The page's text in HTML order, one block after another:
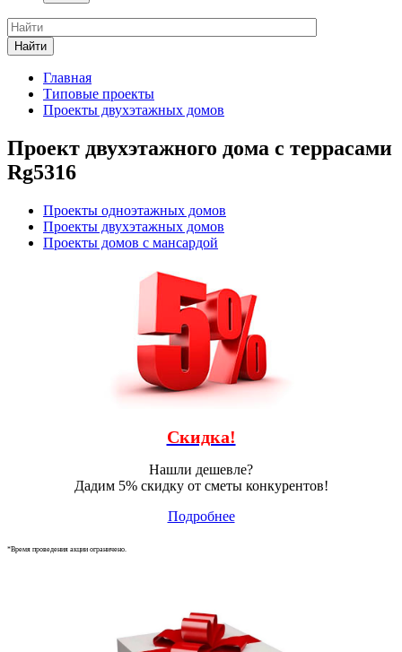
Найти
Главная
Типовые проекты
Проекты двухэтажных домов
Проект двухэтажного дома с террасами
Rg5316
Проекты одноэтажных домов
Проекты двухэтажных домов
Проекты домов с мансардой
Скидка!
Нашли дешевле?
Дадим 5% скидку от сметы конкурентов!
Подробнее
*Время проведения акции ограничено.